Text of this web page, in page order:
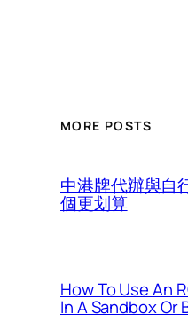
MORE POSTS
中港牌代辦與自
個更划算
How To Use An
In A Sandbox Or